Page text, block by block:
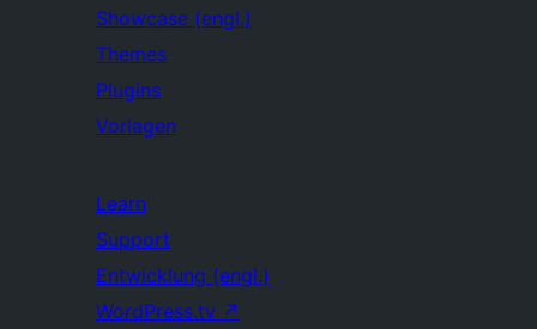
Showcase (engl.)
Themes
Plugins
Vorlagen
Learn
Support
Entwicklung (engl.)
WordPress.tv ↗